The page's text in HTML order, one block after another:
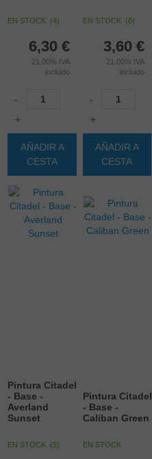
EN STOCK (4)
6,30 €
21.00% IVA
incluido
-
+
AÑADIR A
CESTA
EN STOCK (6)
3,60 €
21.00% IVA
incluido
-
+
AÑADIR A
CESTA
Pintura Citadel
- Base -
Averland
Sunset
EN STOCK (5)
Pintura Citadel
- Base -
Caliban Green
EN STOCK